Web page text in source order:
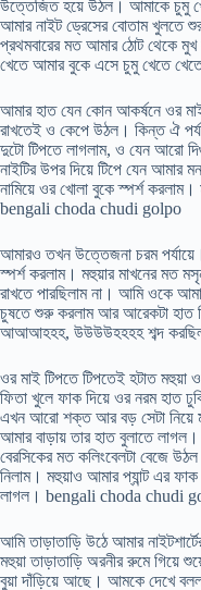
উত্তেজিত হয়ে উঠল। আমাকে চুমু
আমার নাইট ড্রেসের বোতাম
প্রথমবারের মত আমার ঠোট থেকে মুখ
খেতে আমার বুকে এসে চুমু খেতে
আমার হাত যেন কোন আকর্ষনে ওর
রাখতেই ও কেপে উঠল। কিন্ত ঐ
দুটো টিপতে লাগলাম, ও যেন আরো
নাইটির উপর দিয়ে টিপে যেন আমার
নামিয়ে ওর খোলা বুকে স্পর্শ
bengali choda chudi golpo
আমারও তখন উত্তেজনা চরম
স্পর্শ করলাম। মহুয়ার মাখনের মত
রাখতে পারছিলাম না। আমি ওকে
চুষতে শুরু করলাম আর আরেকটা হাত
আআআহহহ, উউউউহহহহ শব্দ
ওর মাই টিপতে টিপতেই হটাত মহুয়া
ফিতা খুলে ফাক দিয়ে ওর নরম হাত
এখন আরো শক্ত আর বড় সেটা নিয়ে
আমার বাড়ায় তার হাত বুলাতে
বেরসিকের মত কলিংবেলটা বেজে
নিলাম। মহুয়াও আমার প্যান্ট এর
লাগল। bengali choda chudi
আমি তাড়াতাড়ি উঠে আমার
মহুয়া তাড়াতাড়ি অরনীর রুমে গিয়ে
বুয়া দাঁড়িয়ে আছে। আমকে দেখে